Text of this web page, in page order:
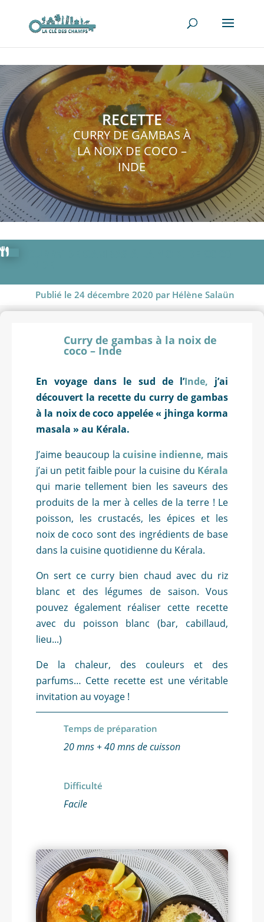
RECETTE
CURRY DE GAMBAS À
LA NOIX DE COCO –
INDE

Publié le 24 décembre 2020 par Hélène Salaün
Curry de gambas à la noix de
coco – Inde
En voyage dans le sud de l’Inde, j’ai
découvert la recette du curry de gambas
à la noix de coco appelée « jhinga korma
masala » au Kérala.
J’aime beaucoup lacuisine indienne, mais
j’ai un petit faible pour la cuisine du Kérala
qui marie tellement bien les saveurs des
produits de la mer à celles de la terre ! Le
poisson, les crustacés, les épices et les
noix de coco sont des ingrédients de base
dans la cuisine quotidienne du Kérala.
On sert ce curry bien chaud avec du riz
blanc et des légumes de saison. Vous
pouvez également réaliser cette recette
avec du poisson blanc (bar, cabillaud,
lieu...)
De la chaleur, des couleurs et des
parfums… Cette recette est une véritable
invitation au voyage !
Temps de préparation
20 mns + 40 mns de cuisson
Difficulté
Facile